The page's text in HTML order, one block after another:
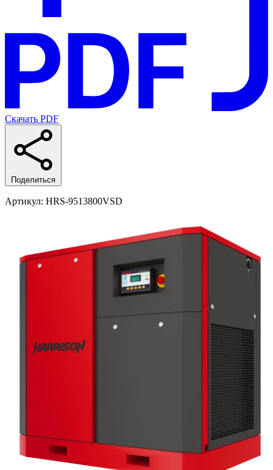
Скачать PDF
Поделиться
Артикул: HRS-9513800VSD